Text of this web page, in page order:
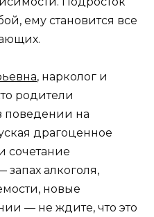
ему становится все
, нарколог и
родители
поведении на
драгоценное
сочетание
алкоголя,
новые
— не ждите, что это